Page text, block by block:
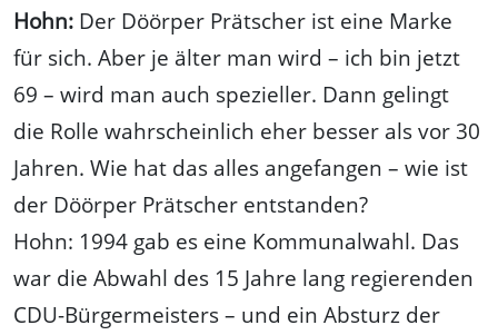
Hohn: Der Döörper Prätscher ist eine Marke
für sich. Aber je älter man wird – ich bin jetzt
69 – wird man auch spezieller. Dann gelingt
die Rolle wahrscheinlich eher besser als vor 30
Jahren. Wie hat das alles angefangen – wie ist
der Döörper Prätscher entstanden?
Hohn: 1994 gab es eine Kommunalwahl. Das
war die Abwahl des 15 Jahre lang regierenden
CDU-Bürgermeisters – und ein Absturz der